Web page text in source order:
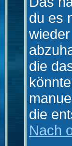
du es
die
die
Nach